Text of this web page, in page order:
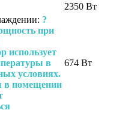
2350 Вт
?
при
использует
в
условиях.
в помещении
674 Вт